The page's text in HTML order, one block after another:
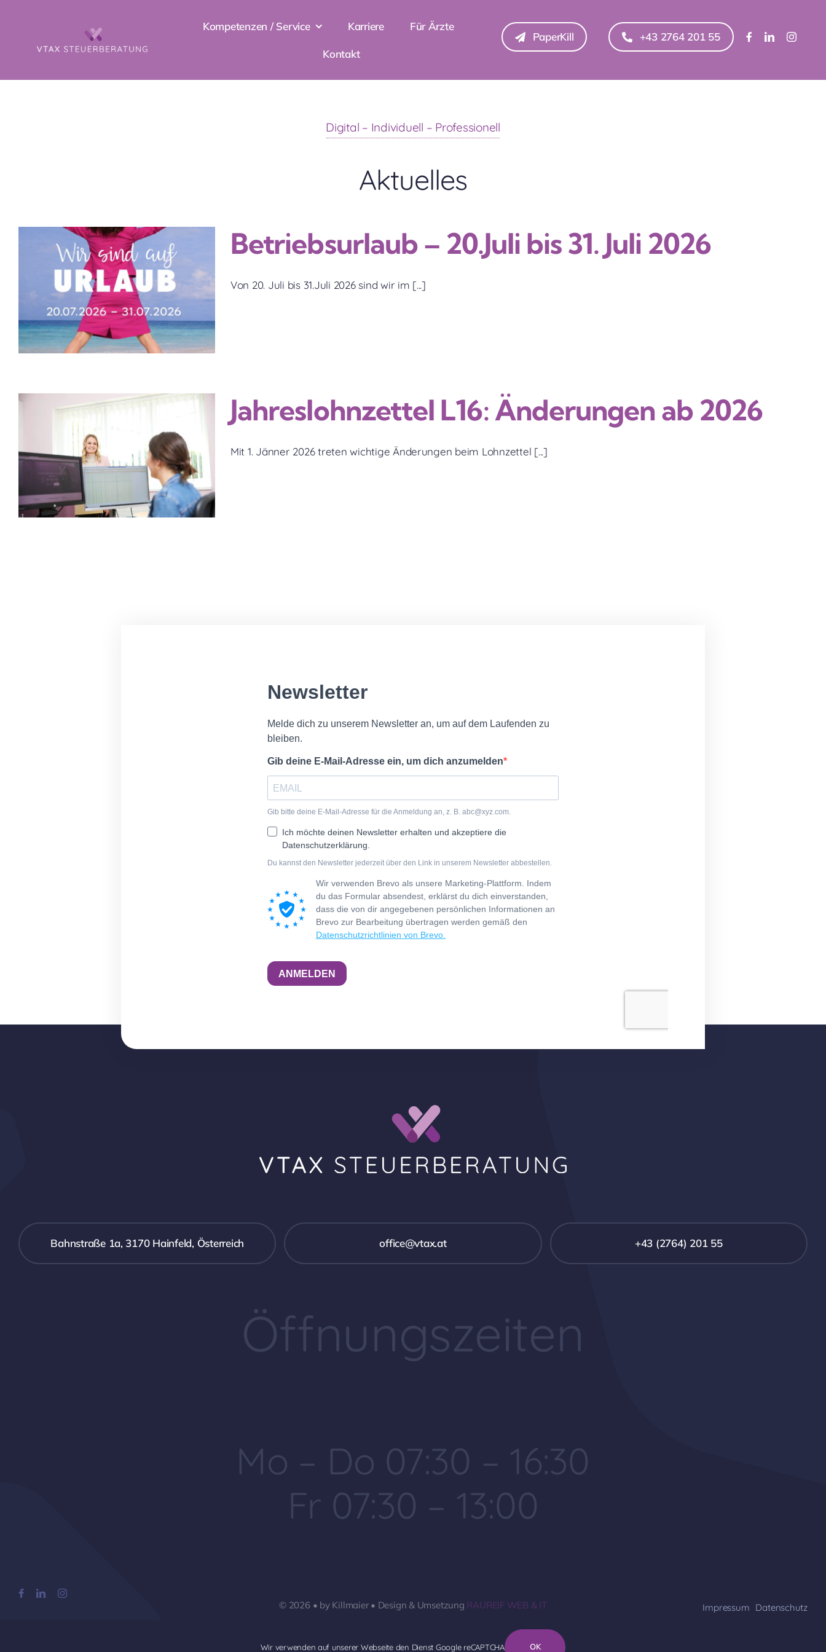
springen
Kompetenzen / Service Karriere Für Ärzte
Kontakt
PaperKill +43 2764 201 55
Digital – Individuell – Professionell
Aktuelles
Betriebsurlaub – 20.Juli bis 31. Juli 2026
Von 20. Juli bis 31.Juli 2026 sind wir im [...]
Jahreslohnzettel L16: Änderungen ab 2026
Mit 1. Jänner 2026 treten wichtige Änderungen beim Lohnzettel [...]
Bahnstraße 1a, 3170 Hainfeld, Österreich office@vtax.at +43 (2764) 201 55
Öffnungszeiten
Mo – Do 07:30 – 16:30
Fr 07:30 – 13:00
© 2026 • by Killmaier • Design & Umsetzung RAUREIF WEB & IT Impressum Datenschutz
Wir verwenden auf unserer Webseite den Dienst Google reCAPTCHA OK